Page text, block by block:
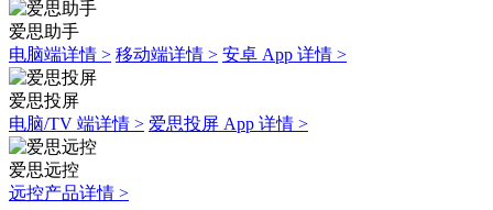
爱思助手
电脑端详情 > 移动端详情 > 安卓 App 详情 >
爱思投屏
电脑/TV 端详情 > 爱思投屏 App 详情 >
爱思远控
远控产品详情 >